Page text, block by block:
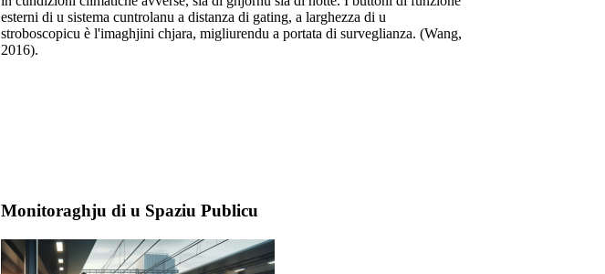
esterni di u sistema cuntrolanu a distanza di gating, a larghezza di u
stroboscopicu è l'imaghjini chjara, migliurendu a portata di surveglianza. (Wang,
2016).
Monitoraghju di u Spaziu Publicu